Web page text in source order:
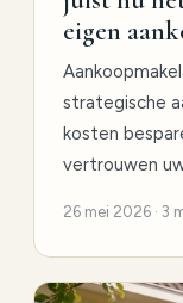
eigen
strategische
kosten
vertrouwen
26 mei 2026 · 3